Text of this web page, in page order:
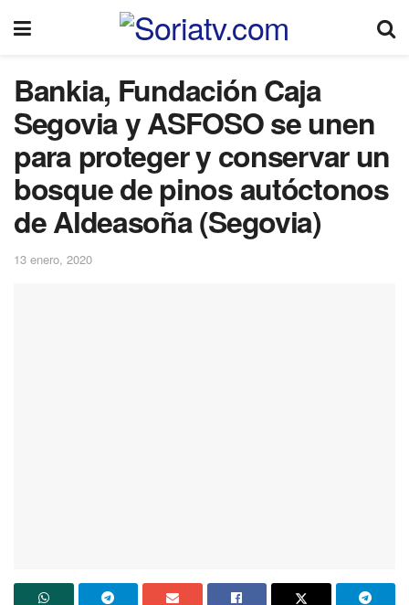
Bankia, Fundación Caja
Segovia y ASFOSO se unen
para proteger y conservar un
bosque de pinos autóctonos
de Aldeasoña (Segovia)
13 enero, 2020